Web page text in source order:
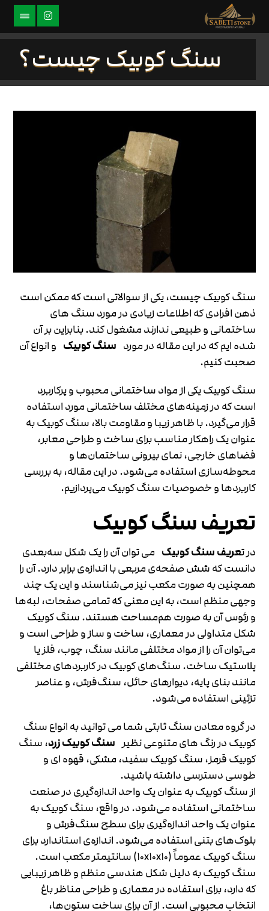
سنگ کوبیک چیست؟
سنگ کوبیک چیست، یکی از سوالاتی است که ممکن است
ذهن افرادی که اطلاعات زیادی در مورد سنگ های
ساختمانی و طبیعی ندارند مشغول کند. بنابراین بر آن
شده ایم که در این مقاله در مورد سنگ کوبیک و انواع آن
صحبت کنیم.
سنگ کوبیک یکی از مواد ساختمانی محبوب و پرکاربرد
است که در زمینه‌های مختلف ساختمانی مورد استفاده
قرار می‌گیرد. با ظاهر زیبا و مقاومت بالا، سنگ کوبیک به
عنوان یک راهکار مناسب برای ساخت و طراحی معابر،
فضاهای خارجی، نمای بیرونی ساختمان‌ها و
محوطه‌سازی استفاده می‌شود. در این مقاله، به بررسی
کاربردها و خصوصیات سنگ کوبیک می‌پردازیم.
تعریف سنگ کوبیک
در تعریف سنگ کوبیک می توان آن را یک شکل سه‌بعدی
دانست که شش صفحه‌ی مربعی با اندازه‌ی برابر دارد. آن را
همچنین به صورت مکعب نیز می‌شناسند و این یک چند
وجهی منظم است، به این معنی که تمامی صفحات، لبه‌ها
و رئوس آن به صورت هم‌مساحت هستند. سنگ کوبیک
شکل متداولی در معماری، ساخت و ساز و طراحی است و
می‌توان آن را از مواد مختلفی مانند سنگ، چوب، فلز یا
پلاستیک ساخت. سنگ‌های کوبیک در کاربردهای مختلفی
مانند بنای پایه، دیوارهای حائل، سنگ‌فرش، و عناصر
تزئینی استفاده می‌شود.
در گروه معادن سنگ ثابتی شما می توانید به انواع سنگ
کوبیک در رنگ های متنوعی نظیر سنگ کوبیک زرد، سنگ
کوبیک قرمز، سنگ کوبیک سفید، مشکی، قهوه ای و
طوسی دسترسی داشته باشید.
از سنگ کوبیک به عنوان یک واحد اندازه‌گیری در صنعت
ساختمانی استفاده می‌شود. در واقع، سنگ کوبیک به
عنوان یک واحد اندازه‌گیری برای سطح سنگ‌فرش و
بلوک‌های بتنی استفاده می‌شود. اندازه‌ی استاندارد برای
سنگ کوبیک عموماً (10x10x10) سانتیمتر مکعب است.
سنگ کوبیک به دلیل شکل هندسی منظم و ظاهر زیبایی
که دارد، برای استفاده در معماری و طراحی مناظر باغ
انتخاب محبوبی است. از آن برای ساخت ستون‌ها،